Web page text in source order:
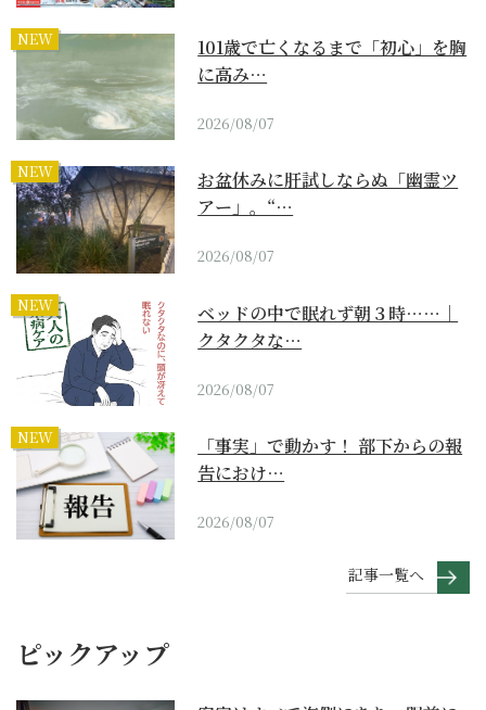
NEW
101歳で亡くなるまで「初心」を胸
に高み…
2026/08/07
NEW
お盆休みに肝試しならぬ「幽霊ツ
アー」。“…
2026/08/07
NEW
ベッドの中で眠れず朝３時……｜
クタクタな…
2026/08/07
NEW
「事実」で動かす！ 部下からの報
告におけ…
2026/08/07
記事一覧へ
ピックアップ